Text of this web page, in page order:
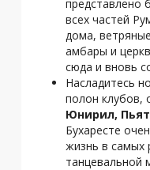
представлено
всех частей
дома,
амбары и
сюда и вновь
Насладитесь
полон клубов,
Юнирил,
Бухаресте
жизнь в самых
танцевальной